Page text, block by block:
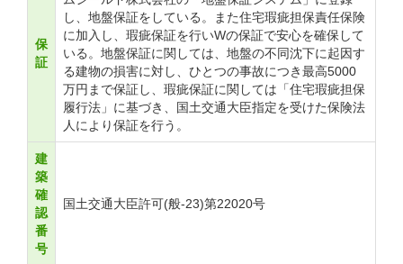
保
証
し、地盤保証をしている。また住宅瑕疵担保責任保険
に加入し、瑕疵保証を行いWの保証で安心を確保して
いる。地盤保証に関しては、地盤の不同沈下に起因す
る建物の損害に対し、ひとつの事故につき最高5000
万円まで保証し、瑕疵保証に関しては「住宅瑕疵担保
履行法」に基づき、国土交通大臣指定を受けた保険法
人により保証を行う。
建
築
確
認
番
号
国土交通大臣許可(般-23)第22020号